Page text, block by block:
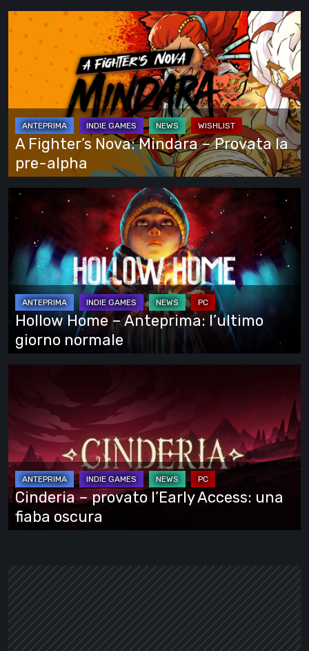
si
vede
tutto
A
Fighter’s
Nova:
Mindara
Provata
la
alpha
A Fighter’s Nova: Mindara – Provata la
pre-alpha
Hollow
Home
Anteprima:
l’ultimo
giorno
normale
Hollow Home – Anteprima: l’ultimo
giorno normale
provato
l’Early
Access:
una
fiaba
oscura
Cinderia – provato l’Early Access: una
fiaba oscura